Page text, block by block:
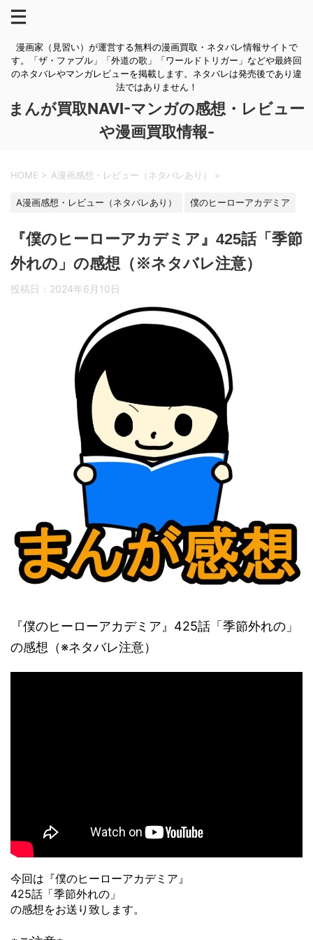
漫画家（見習い）が運営する無料の漫画買取・ネタバレ情報サイトで
す。「ザ・ファブル」「外道の歌」「ワールドトリガー」などや最終回
のネタバレやマンガレビューを掲載します。ネタバレは発売後であり違
法ではありません！
まんが買取NAVI-マンガの感想・レビュー
や漫画買取情報-
HOME > A漫画感想・レビュー（ネタバレあり） >
A漫画感想・レビュー（ネタバレあり） 僕のヒーローアカデミア
『僕のヒーローアカデミア』425話「季節
外れの」の感想（※ネタバレ注意）
投稿日： 2024年6月10日
『僕のヒーローアカデミア』425話「季節外れの」
の感想（※ネタバレ注意）
今回は『僕のヒーローアカデミア』
425話「季節外れの」
の感想をお送り致します。